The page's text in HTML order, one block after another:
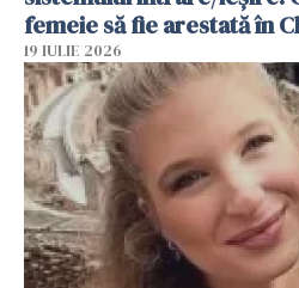
femeie să fie arestată în
19 IULIE 2026